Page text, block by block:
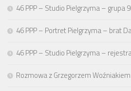
46 PPP – Studio Pielgrzyma – grupa
46 PPP – Portret Pielgrzyma – brat
46 PPP – Studio Pielgrzyma –
Rozmowa z Grzegorzem Woźniakiem